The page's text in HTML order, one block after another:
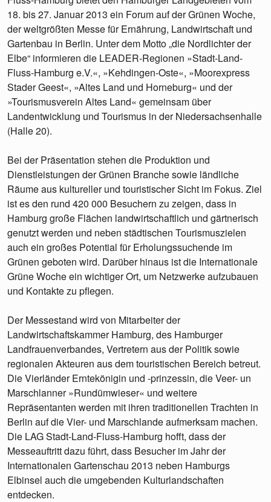
18. bis 27. Januar 2013 ein Forum auf der Grünen Woche,
der weltgrößten Messe für Ernährung, Landwirtschaft und
Gartenbau in Berlin. Unter dem Motto „die Nordlichter der
Elbe“ informieren die LEADER-Regionen »Stadt-Land-
Fluss-Hamburg e.V.«, »Kehdingen-Oste«, »Moorexpress
Stader Geest«, »Altes Land und Horneburg« und der
»Tourismusverein Altes Land« gemeinsam über
Landentwicklung und Tourismus in der Niedersachsenhalle
(Halle 20).
Bei der Präsentation stehen die Produktion und
Dienstleistungen der Grünen Branche sowie ländliche
Räume aus kultureller und touristischer Sicht im Fokus. Ziel
ist es den rund 420 000 Besuchern zu zeigen, dass in
Hamburg große Flächen landwirtschaftlich und gärtnerisch
genutzt werden und neben städtischen Tourismuszielen
auch ein großes Potential für Erholungssuchende im
Grünen geboten wird. Darüber hinaus ist die Internationale
Grüne Woche ein wichtiger Ort, um Netzwerke aufzubauen
und Kontakte zu pflegen.
Der Messestand wird von Mitarbeiter der
Landwirtschaftskammer Hamburg, des Hamburger
Landfrauenverbandes, Vertretern aus der Politik sowie
regionalen Akteuren aus dem touristischen Bereich betreut.
Die Vierländer Erntekönigin und -prinzessin, die Veer- un
Marschlanner »Rundümwieser« und weitere
Repräsentanten werden mit ihren traditionellen Trachten in
Berlin auf die Vier- und Marschlande aufmerksam machen.
Die LAG Stadt-Land-Fluss-Hamburg hofft, dass der
Messeauftritt dazu führt, dass Besucher im Jahr der
Internationalen Gartenschau 2013 neben Hamburgs
Elbinsel auch die umgebenden Kulturlandschaften
entdecken.